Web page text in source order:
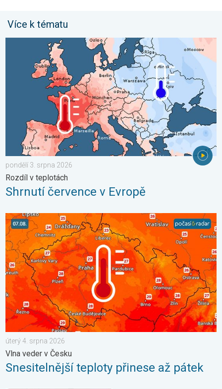
Více k tématu
Shrnutí července v Evropě. Rozdíl v teplotách. . . pondělí 3.
pondělí 3. srpna 2026
Rozdíl v teplotách
Shrnutí července v Evropě
Snesitelnější teploty přinese až pátek. Vlna veder v Česku. . .
úterý 4. srpna 2026
Vlna veder v Česku
Snesitelnější teploty přinese až pátek